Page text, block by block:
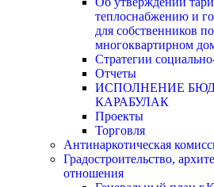
теплоснабжению и
для собственников
многоквартирном
Стратегии
Отчеты
ИСПОЛНЕНИЕ
КАРАБУЛАК
Проекты
Торговля
Антинаркотическая
Градостроительство,
отношения